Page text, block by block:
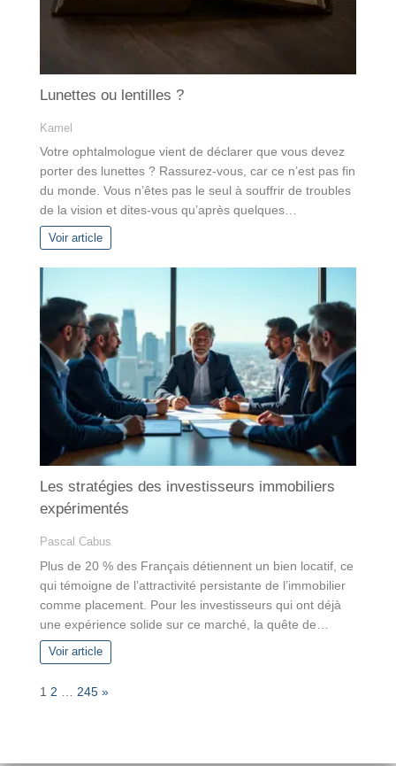
Lunettes ou lentilles ?
Kamel
Votre ophtalmologue vient de déclarer que vous devez
porter des lunettes ? Rassurez-vous, car ce n’est pas fin
du monde. Vous n’êtes pas le seul à souffrir de troubles
de la vision et dites-vous qu’après quelques…
Voir article
Les stratégies des investisseurs immobiliers
expérimentés
Pascal Cabus
Plus de 20 % des Français détiennent un bien locatif, ce
qui témoigne de l’attractivité persistante de l’immobilier
comme placement. Pour les investisseurs qui ont déjà
une expérience solide sur ce marché, la quête de…
Voir article
P1 2 245 N
»